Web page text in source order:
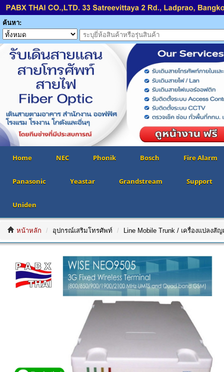
ค้นหา:
Home NEC Phonik Bosch Fire Alarm
Panasonic Yeastar Grandstream Support
Uniden
หน้าหลัก อุปกรณ์เสริมโทรศัพท์ Line Mobile Trunk / เครื่องแปลงสั